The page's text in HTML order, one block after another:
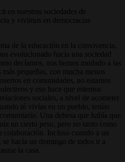
en nuestras sociedades de
y vivimos en democracias
de la educación en la convivencia,
evolucionado hacia una sociedad
decíamos, nos hemos mudado a las
pequeñas, con mucha menos
en comunidades, no estamos
y eso hace que estemos
sociales, a nivel de acometer
tú vivías en un pueblo, tenías
Una dehesa que había que
un cierto peso, pero no tanto como
Incluso cuando a un
se hacía un domingo de todos ir a
la casa.